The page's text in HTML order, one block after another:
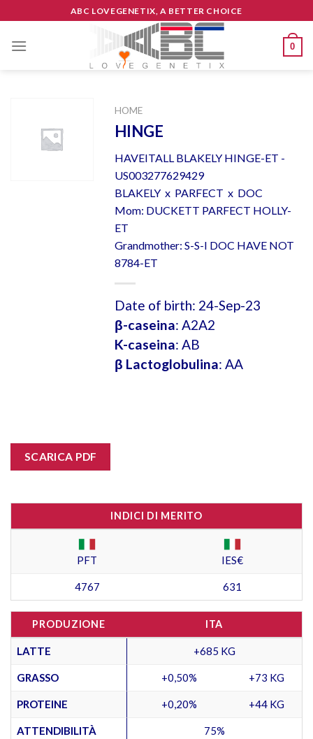
to
content
ABC LOVEGENETIX, A BETTER CHOICE
0
HOME
HINGE
HAVEITALL BLAKELY HINGE-ET -
US003277629429
BLAKELY x PARFECT x DOC
Mom: DUCKETT PARFECT HOLLY-
ET
Grandmother: S-S-I DOC HAVE NOT
8784-ET
Date of birth: 24-Sep-23
β-caseina: A2A2
K-caseina: AB
β Lactoglobulina: AA
SCARICA PDF
INDICI DI MERITO
PFT IES€
4767 631
PRODUZIONE ITA
LATTE +685 KG
GRASSO +0,50% +73 KG
PROTEINE +0,20% +44 KG
ATTENDIBILITÀ 75%